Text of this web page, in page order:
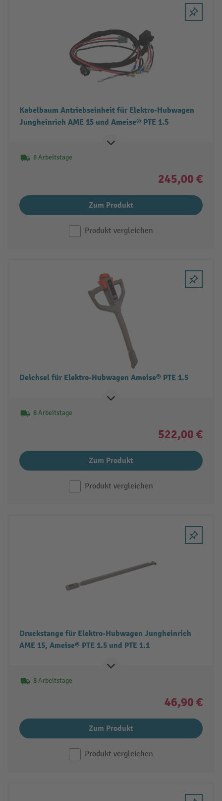
Kabelbaum Antriebseinheit für Elektro-Hubwagen
Jungheinrich AME 15 und Ameise® PTE 1.5
8 Arbeitstage
245,00 €
Zum Produkt
Produkt vergleichen
Deichsel für Elektro-Hubwagen Ameise® PTE 1.5
8 Arbeitstage
522,00 €
Zum Produkt
Produkt vergleichen
Druckstange für Elektro-Hubwagen Jungheinrich
AME 15, Ameise® PTE 1.5 und PTE 1.1
8 Arbeitstage
46,90 €
Zum Produkt
Produkt vergleichen